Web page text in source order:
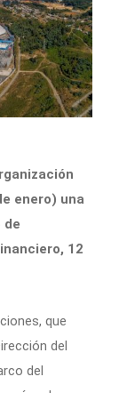
enero) una
de
12
que
del
del